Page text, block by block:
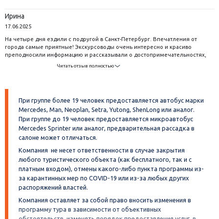
Ирина
17.06.2025
На четыре дня ездили с подругой в Санкт-Петербург. Впечатления от
города самые приятные! Экскурсоводы очень интересно и красиво
преподносили информацию и рассказывали о достопримечательностях,
Читать отзыв полностью
При группе более 19 человек предоставляется автобус марки
Mercedes, Man, Neoplan, Setra, Yutong, ShenLong или аналог.
При группе до 19 человек предоставляется микроавтобус
Mercedes Sprinter или аналог, предварительная рассадка в
салоне может отличаться.
Компания не несет ответственности в случае закрытия
любого туристического объекта (как бесплатного, так и с
платным входом), отмены какого-либо пункта программы из-
за карантинных мер по COVID-19 или из-за любых других
распоряжений властей.
Компания оставляет за собой право вносить изменения в
программу тура в зависимости от объективных